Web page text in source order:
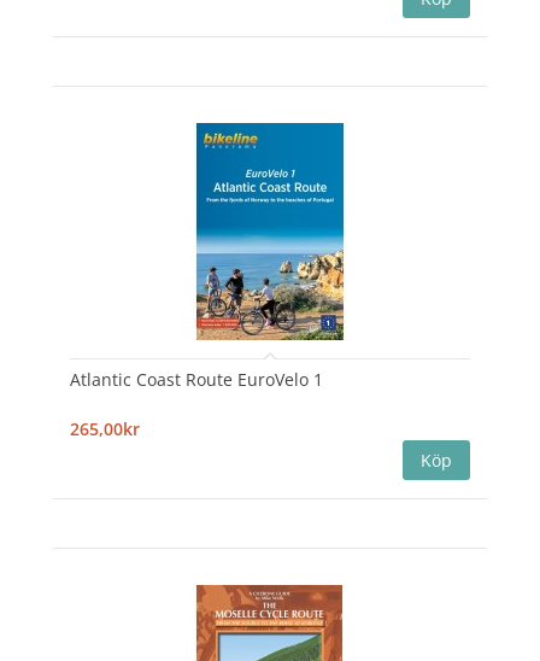
Atlantic Coast Route EuroVelo 1
265,00kr